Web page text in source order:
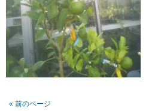
« 前のページ